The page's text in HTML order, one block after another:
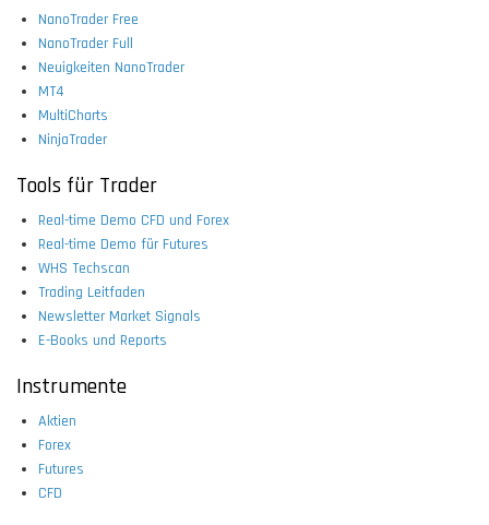
NanoTrader Free
NanoTrader Full
Neuigkeiten NanoTrader
MT4
MultiCharts
NinjaTrader
Tools für Trader
Real-time Demo CFD und Forex
Real-time Demo für Futures
WHS Techscan
Trading Leitfaden
Newsletter Market Signals
E-Books und Reports
Instrumente
Aktien
Forex
Futures
CFD